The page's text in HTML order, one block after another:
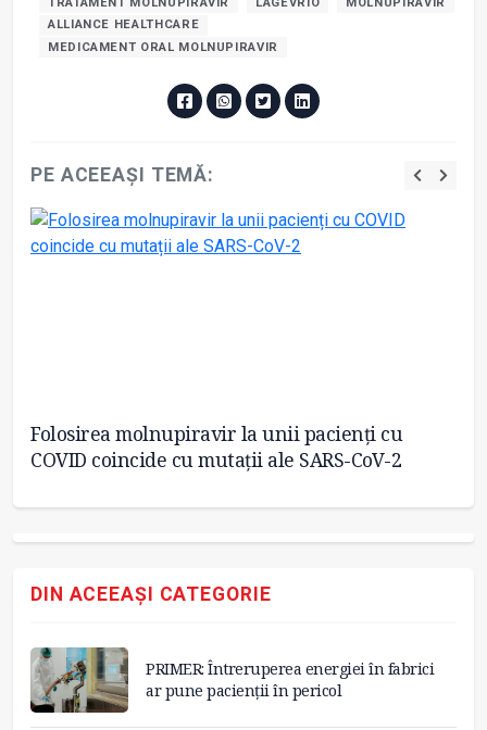
ALLIANCE HEALTHCARE
MEDICAMENT ORAL MOLNUPIRAVIR
PE ACEEAȘI TEMĂ:
Folosirea molnupiravir la unii pacienți cu
COVID coincide cu mutații ale SARS-CoV-2
DIN ACEEAȘI CATEGORIE
PRIMER: Întreruperea energiei în fabrici
ar pune pacienții în pericol